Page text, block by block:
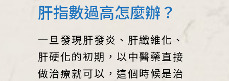
肝指數過高怎麼辦？
一旦發現肝發炎、肝纖維化、
肝硬化的初期，以中醫藥直接
做治療就可以，這個時候是治